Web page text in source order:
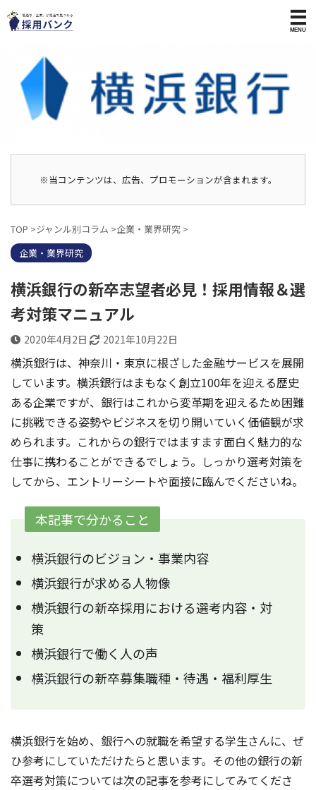
※当コンテンツは、広告、プロモーションが含まれます。
TOP >ジャンル別コラム >企業・業界研究 >
企業・業界研究
横浜銀行の新卒志望者必見！採用情報＆選
考対策マニュアル
2020年4月2日 2021年10月22日
横浜銀行は、神奈川・東京に根ざした金融サービスを展開
しています。横浜銀行はまもなく創立100年を迎える歴史
ある企業ですが、銀行はこれから変革期を迎えるため困難
に挑戦できる姿勢やビジネスを切り開いていく価値観が求
められます。これからの銀行ではますます面白く魅力的な
仕事に携わることができるでしょう。しっかり選考対策を
してから、エントリーシートや面接に臨んでくださいね。
本記事で分かること
横浜銀行のビジョン・事業内容
横浜銀行が求める人物像
横浜銀行の新卒採用における選考内容・対
策
横浜銀行で働く人の声
横浜銀行の新卒募集職種・待遇・福利厚生
横浜銀行を始め、銀行への就職を希望する学生さんに、ぜ
ひ参考にしていただけたらと思います。その他の銀行の新
卒選考対策については次の記事を参考にしてみてくださ